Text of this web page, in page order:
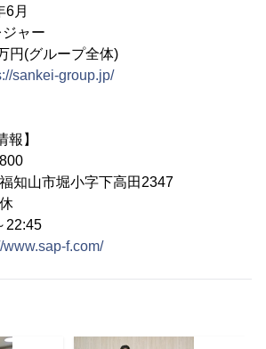
月
ャー
(グループ全体)
sankei-group.jp/
報】
知山市堀小字下高田2347
22:45
www.sap-f.com/